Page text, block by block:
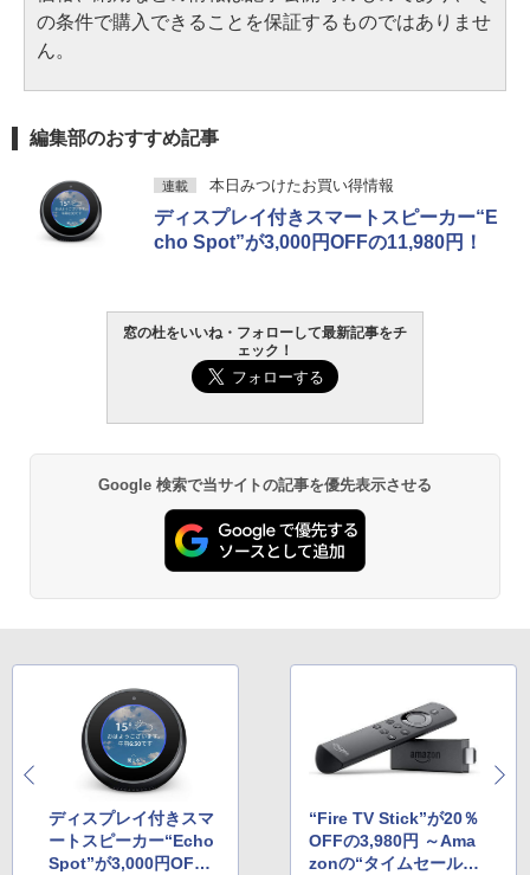
の条件で購入できることを保証するものではありませ
ん。
編集部のおすすめ記事
連載 本日みつけたお買い得情報
ディスプレイ付きスマートスピーカー“E
cho Spot”が3,000円OFFの11,980円！
窓の杜をいいね・フォローして最新記事をチ
ェック！
Google 検索で当サイトの記事を優先表示させる
ディスプレイ付きスマ
ートスピーカー“Echo
Spot”が3,000円OFF
“Fire TV Stick”が20％
OFFの3,980円 ～Ama
zonの“タイムセール祭